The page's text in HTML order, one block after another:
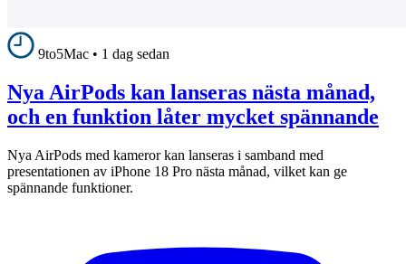
9to5Mac • 1 dag sedan
Nya AirPods kan lanseras nästa månad,
och en funktion låter mycket spännande
Nya AirPods med kameror kan lanseras i samband med
presentationen av iPhone 18 Pro nästa månad, vilket kan ge
spännande funktioner.